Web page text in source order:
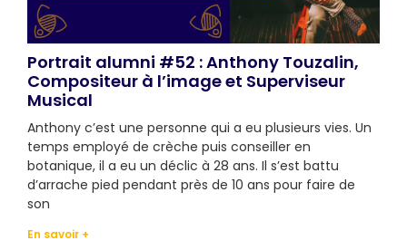
Portrait alumni #52 : Anthony Touzalin,
Compositeur à l’image et Superviseur
Musical
Anthony c’est une personne qui a eu plusieurs vies. Un
temps employé de crèche puis conseiller en
botanique, il a eu un déclic à 28 ans. Il s’est battu
d’arrache pied pendant près de 10 ans pour faire de
son
En savoir +